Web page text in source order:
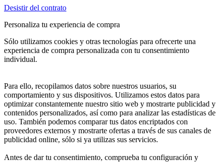
Desistir del contrato
Personaliza tu experiencia de compra
Sólo utilizamos cookies y otras tecnologías para ofrecerte una
experiencia de compra personalizada con tu consentimiento
individual.
Para ello, recopilamos datos sobre nuestros usuarios, su
comportamiento y sus dispositivos. Utilizamos estos datos para
optimizar constantemente nuestro sitio web y mostrarte publicidad y
contenidos personalizados, así como para analizar las estadísticas de
uso. También podemos comparar tus datos encriptados con
proveedores externos y mostrarte ofertas a través de sus canales de
publicidad online, sólo si ya utilizas sus servicios.
Antes de dar tu consentimiento, comprueba tu configuración y